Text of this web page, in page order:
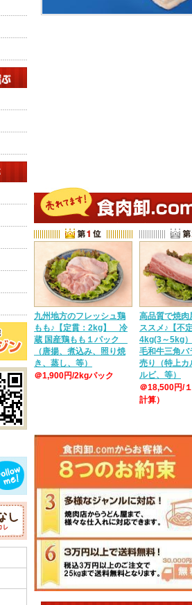
九州地方のフレッシュ鶏
もも♪【定貫：2kg】 冷
蔵 国産鶏もも１パック
（唐揚、煮込み、照り焼
き、蒸し、等）
＠1,900円/2kgパック
高品質で焼肉
ススメ♪【不
4kg(3～5kg
毛和牛三角バ
売り（特上カ
ルビ、等）
＠18,500円/
計算）